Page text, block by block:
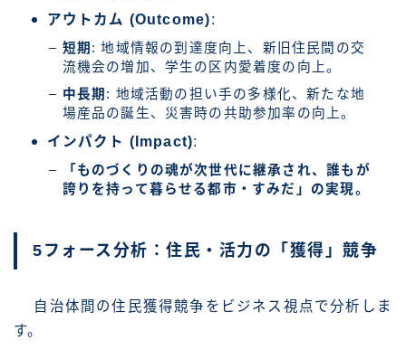
アウトカム (Outcome):
短期 : 地域情報の到達度向上、新旧住民間の交
流機会の増加、学生の区内愛着度の向上。
中長期 : 地域活動の担い手の多様化、新たな地
場産品の誕生、災害時の共助参加率の向上。
インパクト (Impact):
「ものづくりの魂が次世代に継承され、誰もが
誇りを持って暮らせる都市・すみだ」の実現。
5フォース分析：住民・活力の「獲得」競争
自治体間の住民獲得競争をビジネス視点で分析しま
す。